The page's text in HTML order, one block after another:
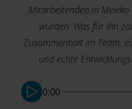
Mitarbeitenden in
wurden. Was für ihn
Zusammenhalt im Team,
und echte
0:00